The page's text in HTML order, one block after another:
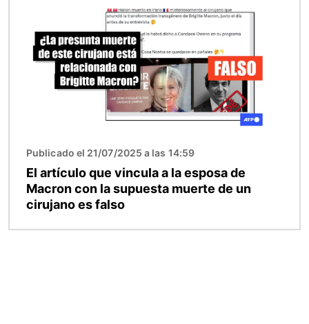
Publicado el 21/07/2025 a las 14:59
El artículo que vincula a la esposa de
Macron con la supuesta muerte de un
cirujano es falso